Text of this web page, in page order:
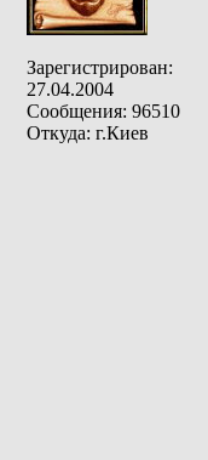
Зарегистрирован:
27.04.2004
Сообщения: 96510
Откуда: г.Киев